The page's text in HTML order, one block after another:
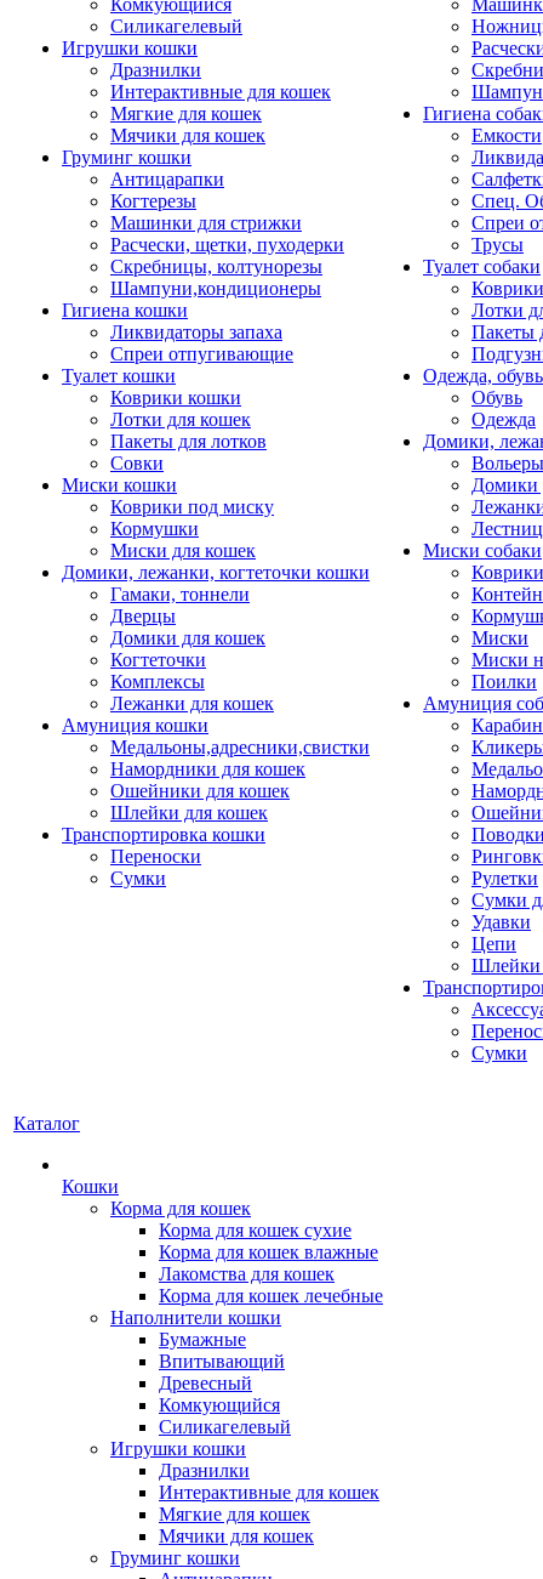
Комкующийся
Силикагелевый
Игрушки кошки
Дразнилки
Интерактивные для кошек
Мягкие для кошек
Мячики для кошек
Груминг кошки
Антицарапки
Когтерезы
Машинки для стрижки
Расчески, щетки, пуходерки
Скребницы, колтунорезы
Шампуни,кондиционеры
Гигиена кошки
Ликвидаторы запаха
Спреи отпугивающие
Туалет кошки
Коврики кошки
Лотки для кошек
Пакеты для лотков
Совки
Миски кошки
Коврики под миску
Кормушки
Миски для кошек
Домики, лежанки, когтеточки кошки
Гамаки, тоннели
Дверцы
Домики для кошек
Когтеточки
Комплексы
Лежанки для кошек
Амуниция кошки
Медальоны,адресники,свистки
Намордники для кошек
Ошейники для кошек
Шлейки для кошек
Транспортировка кошки
Переноски
Сумки
Гигиена
Емкости
Спец.
Спреи
Трусы
Туалет собаки
Коврики
Лотки
Пакеты
Одежда, обувь
Обувь
Одежда
Домики,
Домики
Миски собаки
Миски
Миски
Поилки
Амуниция
Рулетки
Сумки
Удавки
Цепи
Шлейки
Сумки
Каталог
Кошки
Корма для кошек
Корма для кошек сухие
Корма для кошек влажные
Лакомства для кошек
Корма для кошек лечебные
Наполнители кошки
Бумажные
Впитывающий
Древесный
Комкующийся
Силикагелевый
Игрушки кошки
Дразнилки
Интерактивные для кошек
Мягкие для кошек
Мячики для кошек
Груминг кошки